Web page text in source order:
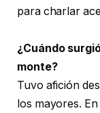
para charlar
¿Cuándo
monte?
Tuvo afición
los mayores.